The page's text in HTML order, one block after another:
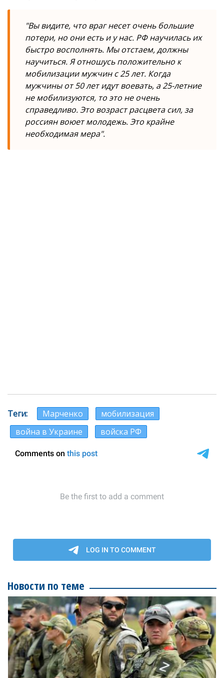
"Вы видите, что враг несет очень большие
потери, но они есть и у нас. РФ научилась их
быстро восполнять. Мы отстаем, должны
научиться. Я отношусь положительно к
мобилизации мужчин с 25 лет. Когда
мужчины от 50 лет идут воевать, а 25-летние
не мобилизуются, то это не очень
справедливо. Это возраст расцвета сил, за
россиян воюет молодежь. Это крайне
необходимая мера".
Теги Марченко
мобилизация
война в Украине
войска РФ
Новости по теме